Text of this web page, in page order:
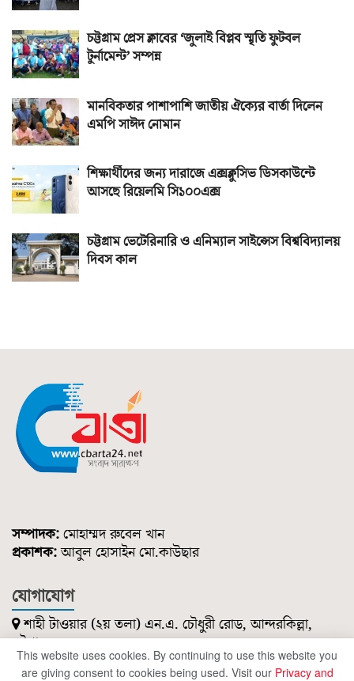
চট্টগ্রাম প্রেস ক্লাবের ‘জুলাই বিপ্লব স্মৃতি ফুটবল
টুর্নামেন্ট’ সম্পন্ন
মানবিকতার পাশাপাশি জাতীয় ঐক্যের বার্তা দিলেন
এমপি সাঈদ নোমান
শিক্ষার্থীদের জন্য দারাজে এক্সক্লুসিভ ডিসকাউন্টে
আসছে রিয়েলমি সি১০০এক্স
চট্টগ্রাম ভেটেরিনারি ও এনিম্যাল সাইন্সেস বিশ্ববিদ্যালয়
দিবস কাল
সম্পাদক: মোহাম্মদ রুবেল খান
প্রকাশক:আবুল হোসাইন মো.কাউছার
যোগাযোগ
শাহী টাওয়ার (২য় তলা) এন.এ. চৌধুরী রোড, আন্দরকিল্লা,
চট্টগ্রাম।
০১৮৫১ ২১৪ ৭৪৭
This website uses cookies. By continuing to use this website you
are giving consent to cookies being used. Visit our Privacy and